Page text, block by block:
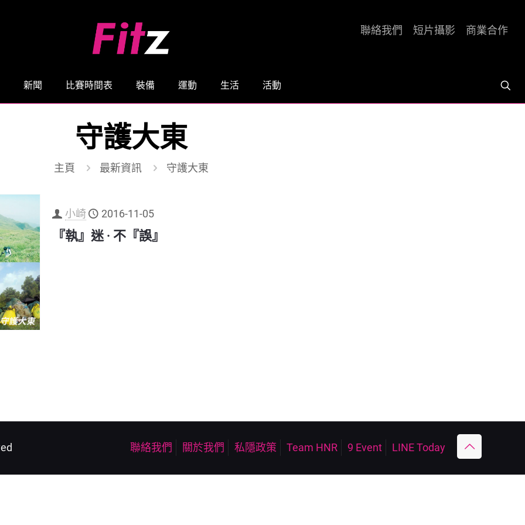
新聞 比賽時間表 裝備 運動 生活 活動
聯絡我們 短片攝影 商業合作
守護大東
主頁 最新資訊 守護大東
小崎 2016-11-05
『執』迷 · 不『誤』
聯絡我們 關於我們 私隱政策 Team HNR 9 Event LINE Today